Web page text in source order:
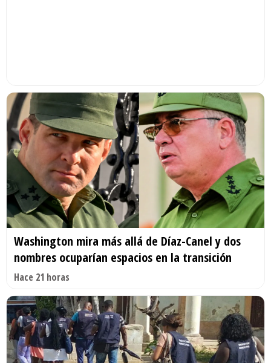
Washington mira más allá de Díaz-Canel y dos
nombres ocuparían espacios en la transición
Hace 21 horas